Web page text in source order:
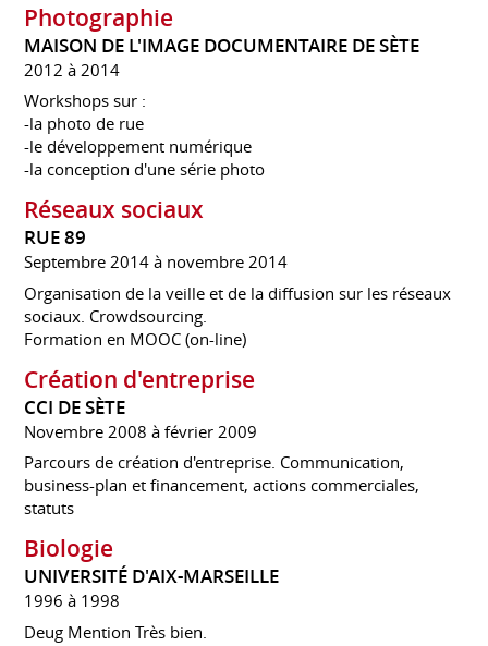
Photographie
MAISON DE L'IMAGE DOCUMENTAIRE DE SÈTE
2012 à 2014
Workshops sur :
-la photo de rue
-le développement numérique
-la conception d'une série photo
Réseaux sociaux
RUE 89
Septembre 2014 à novembre 2014
Organisation de la veille et de la diffusion sur les réseaux
sociaux. Crowdsourcing.
Formation en MOOC (on-line)
Création d'entreprise
CCI DE SÈTE
Novembre 2008 à février 2009
Parcours de création d'entreprise. Communication,
business-plan et financement, actions commerciales,
statuts
Biologie
UNIVERSITÉ D'AIX-MARSEILLE
1996 à 1998
Deug Mention Très bien.